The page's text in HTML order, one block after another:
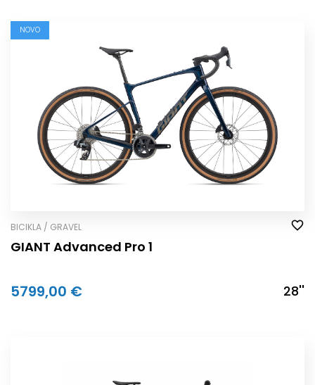
NOVO
BICIKLA / GRAVEL
GIANT Advanced Pro 1
5799,00 € 28''